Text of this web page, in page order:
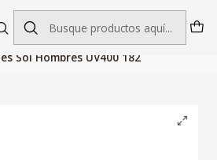
| Entregas rápidas 1–5 días hábiles
de Moda Gafas Hombre
Sol Hombres UV400 182